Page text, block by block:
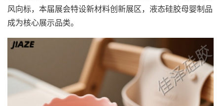
风向标，本届展会特设新材料创新展区，液态硅胶母婴制品
成为核心展示品类。